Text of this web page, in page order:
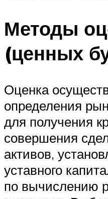
Методы
(ценных
Оценка
определения
для получения
совершения
активов,
уставного
по вычислению